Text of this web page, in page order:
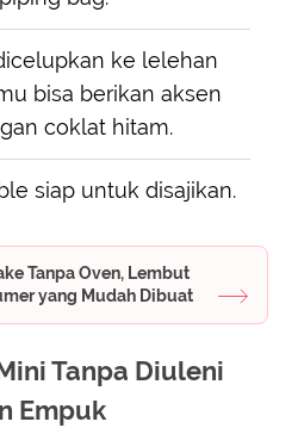
ke lelehan
bisa berikan aksen
coklat hitam.
siap untuk disajikan.
Tanpa Oven, Lembut
yang Mudah Dibuat
Tanpa Diuleni
Empuk